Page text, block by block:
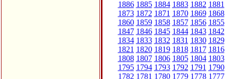
1886 1885 1884 1883 1882 1881
1873 1872 1871 1870 1869 1868
1860 1859 1858 1857 1856 1855
1847 1846 1845 1844 1843 1842
1834 1833 1832 1831 1830 1829
1821 1820 1819 1818 1817 1816
1808 1807 1806 1805 1804 1803
1795 1794 1793 1792 1791 1790
1782 1781 1780 1779 1778 1777